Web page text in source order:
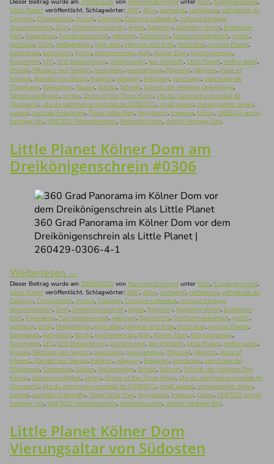
Dieser Beitrag wurde am 29/06/2026 von Panoramafotografunter Köln, Kugelpanorama,
Little Planet veröffentlicht. Schlagwörter: 360°, Altar, cathedral, cathédrale, cathédrale de
Cologne, Chorgestühl, church, Cologne, Cologne cathedral, cultural heritage
documentation, Dom, Dreikönigenschrein, église, Epiphany, Epiphany shrine, Erzbistum
Köln, Experience, Fussbodenmosaik, gebogen, Geschichte, Goldschmiedearbeit, gothic,
gothique, Gotik, Heiligenfigur, high altar, Himmel und Erde, Hochaltar, Inverse Planet,
Kathedrale, katholisch, Kirche, Kirchenfenster, Köln, Kölner Dom, Kölntourismus,
Kunstwerk, LED, LED-Beleuchtung, Lichtkonzept, lieu d'intérêt, Little Planet, maître-autel,
Mosaik, Nikolaus von Verdun, panoramic, panoramique, Pilgerziel, pilgrims, place of
interest, Rainald von Dassel, Religion, reliquary, Reliquien, sanctuaire, sanctuaire de
l'Epiphanie, Sarkophag, Säulen, Schatz, Schrein, Schrein der Heiligen Drei Könige,
Sehenswürdigkeit, shrine, Shrine of the Three Kings, site du patrimoine mondial de
l'humanité, site du patrimoine mondial de l'UNESCO, small planet, stereographic down,
surreal, surreale Fotografie, Three Wise Men, tiny planet, treasure, trésor, UNESCO world
heritage site, UNESCO-Welterbestätte, Weltkulturerbe, World Heritage Site.
Little Planet Kölner Dom am
Dreikönigenschrein #0306
360 Grad Panorama im Kölner Dom vor dem
Dreikönigenschrein als Little Planet |
260429-0306-4-1
Weiterlesen →
Dieser Beitrag wurde am 29/06/2026 von Panoramafotografunter Köln, Kugelpanorama,
Little Planet veröffentlicht. Schlagwörter: 360°, Altar, cathedral, cathédrale, cathédrale de
Cologne, Chorgestühl, church, Cologne, Cologne cathedral, cultural heritage
documentation, Dom, Dreikönigenschrein, église, Epiphany, Epiphany shrine, Erzbistum
Köln, Experience, Fussbodenmosaik, gebogen, Geschichte, Goldschmiedearbeit, gothic,
gothique, Gotik, Heiligenfigur, high altar, Himmel und Erde, Hochaltar, Inverse Planet,
Kathedrale, katholisch, Kirche, Kirchenfenster, Köln, Kölner Dom, Kölntourismus,
Kunstwerk, LED, LED-Beleuchtung, Lichtkonzept, lieu d'intérêt, Little Planet, maître-autel,
Mosaik, Nikolaus von Verdun, panoramic, panoramique, Pilgerziel, pilgrims, place of
interest, Rainald von Dassel, Religion, reliquary, Reliquien, sanctuaire, sanctuaire de
l'Epiphanie, Sarkophag, Säulen, Säulenheilige, Schatz, Schrein, Schrein der Heiligen Drei
Könige, Sehenswürdigkeit, shrine, Shrine of the Three Kings, site du patrimoine mondial de
l'humanité, site du patrimoine mondial de l'UNESCO, small planet, stereographic down,
surreal, surreale Fotografie, Three Wise Men, tiny planet, treasure, trésor, UNESCO world
heritage site, UNESCO-Welterbestätte, Weltkulturerbe, World Heritage Site.
Little Planet Kölner Dom
Vierungsaltar von Südosten